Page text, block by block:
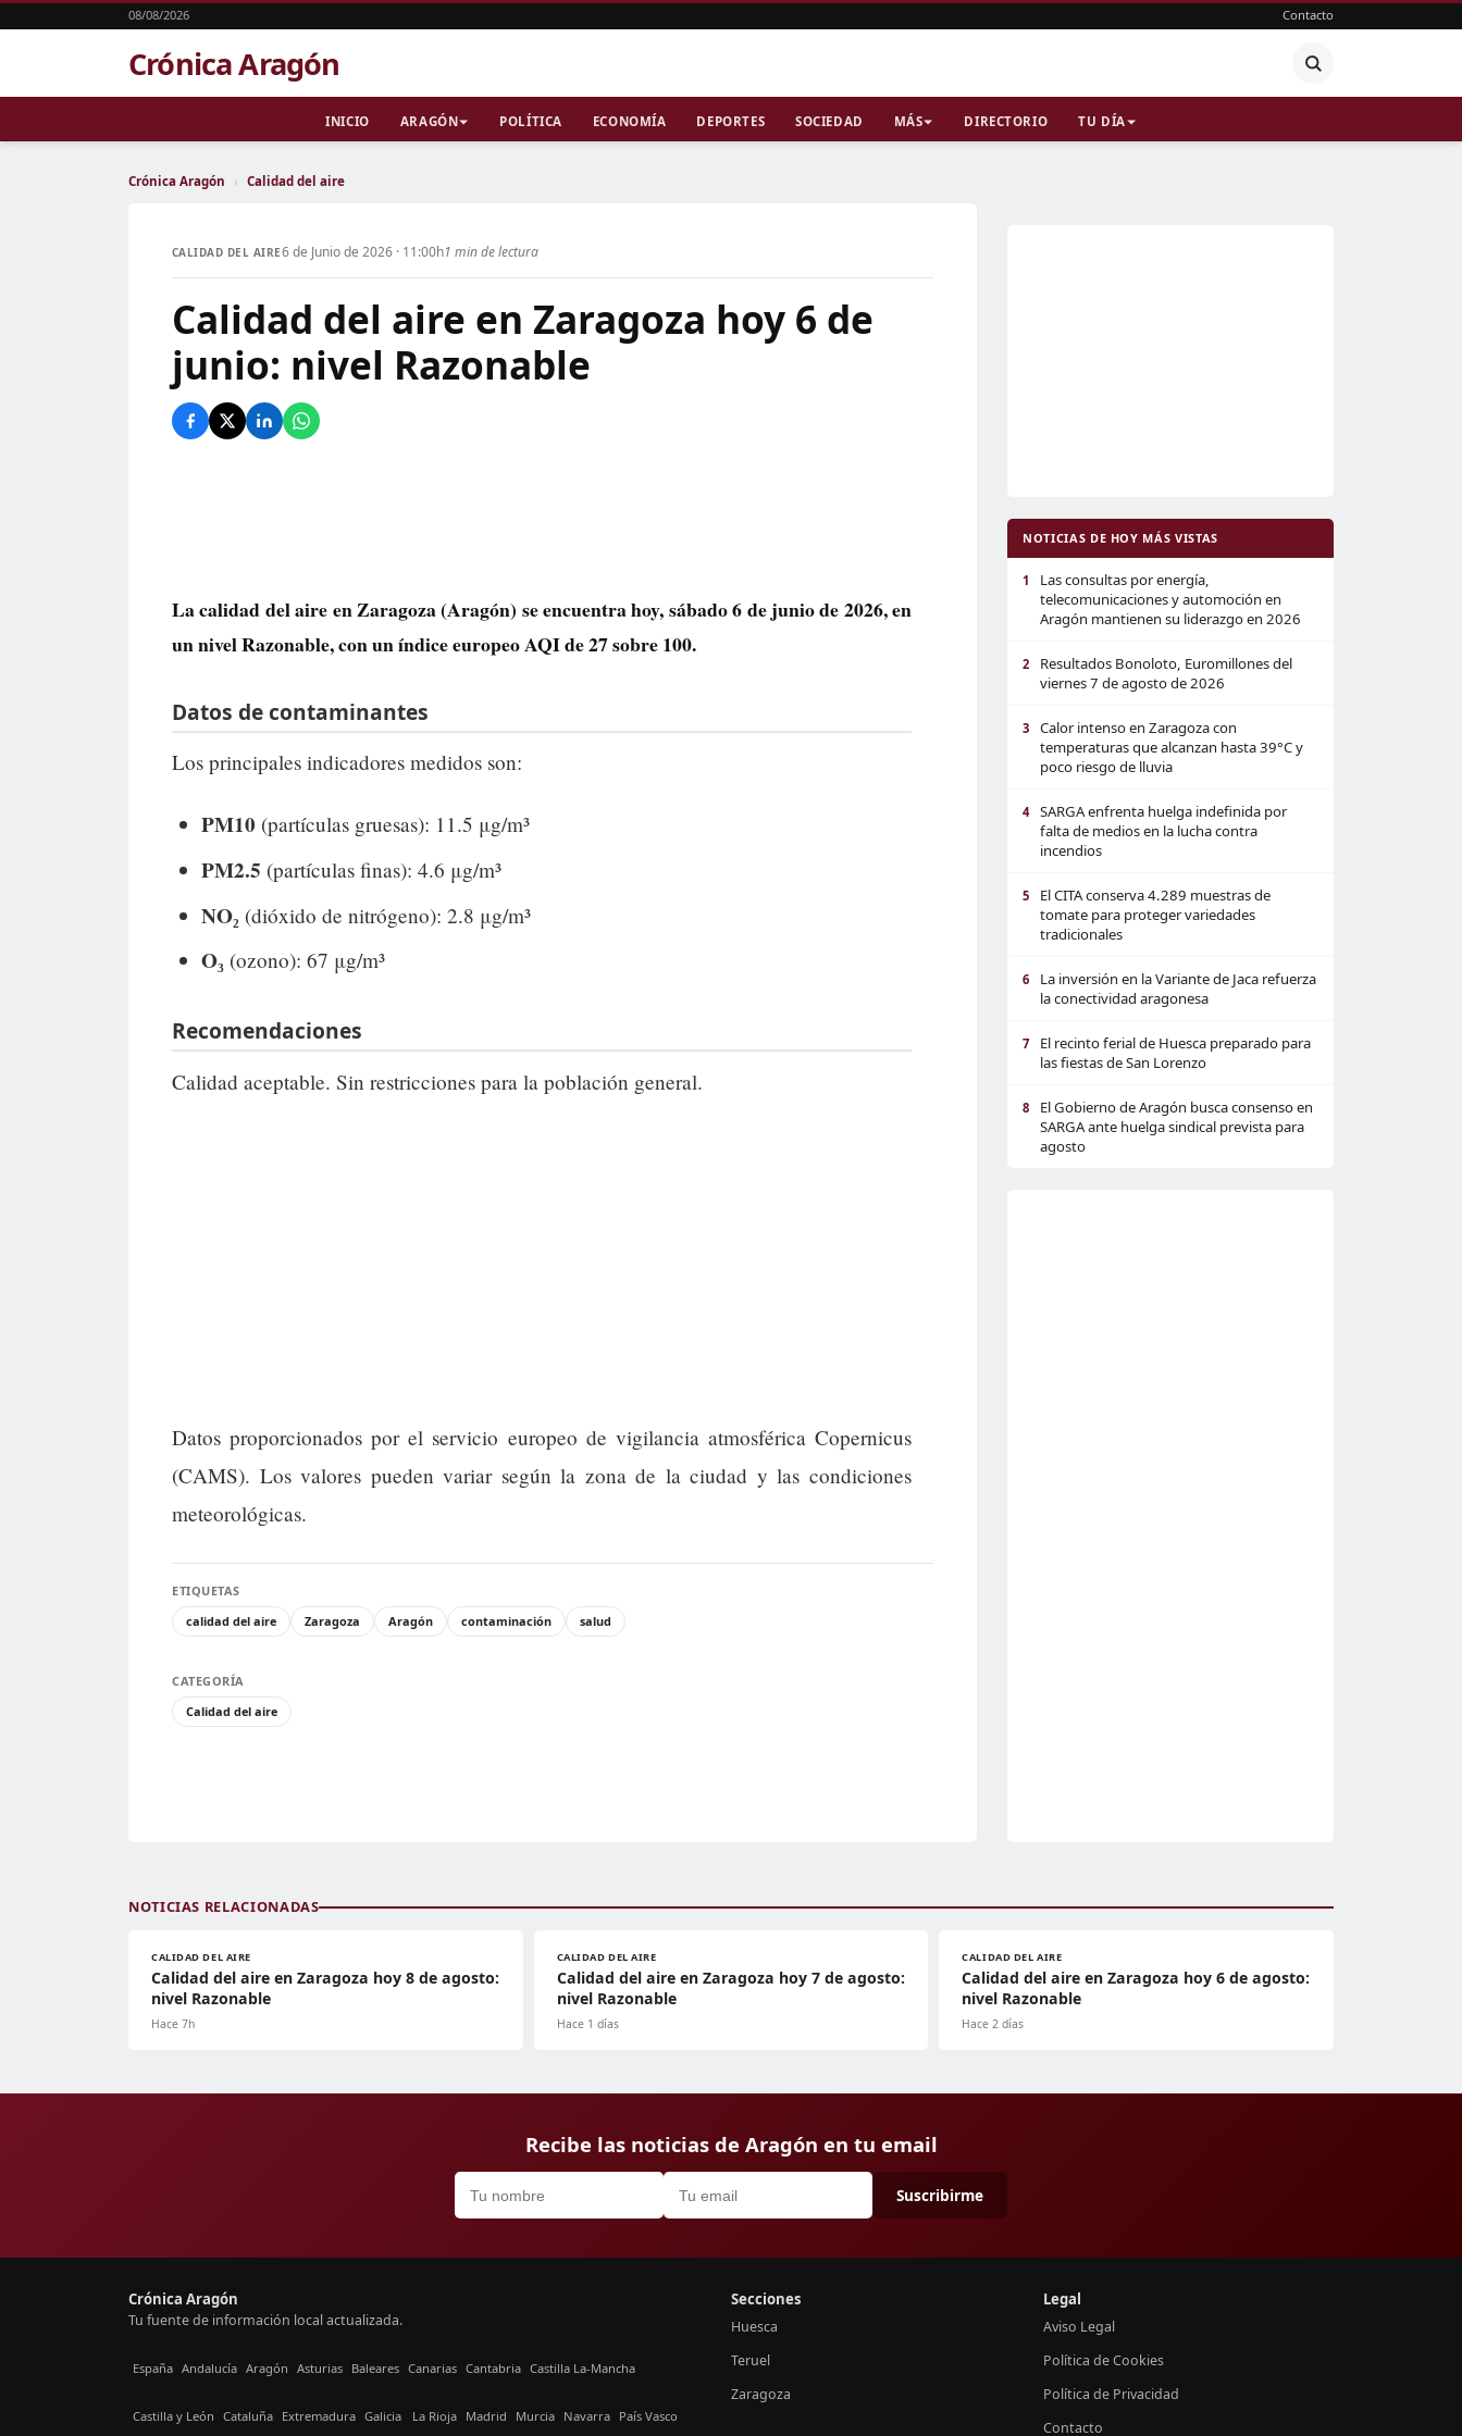
08/08/2026 Contacto
Crónica Aragón
INICIO ARAGÓN POLÍTICA ECONOMÍA DEPORTES SOCIEDAD MÁS DIRECTORIO TU DÍA
Crónica Aragón › Calidad del aire
CALIDAD DEL AIRE6 de Junio de 2026 · 11:00h1 min de lectura
Calidad del aire en Zaragoza hoy 6 de
junio: nivel Razonable
La calidad del aire enZaragoza(Aragón) se encuentra hoy, sábado 6 de junio de 2026, en
un nivelRazonable, con un índice europeo AQI de27sobre 100.
Datos de contaminantes
Los principales indicadores medidos son:
PM10 (partículas gruesas): 11.5 μg/m³
PM2.5 (partículas finas): 4.6 μg/m³
NO₂ (dióxido de nitrógeno): 2.8 μg/m³
O₃ (ozono): 67 μg/m³
Recomendaciones
Calidad aceptable. Sin restricciones para la población general.
Datos proporcionados por el servicio europeo de vigilancia atmosférica Copernicus
(CAMS). Los valores pueden variar según la zona de la ciudad y las condiciones
meteorológicas.
ETIQUETAS
calidad del aire
Zaragoza Aragón contaminación salud
CATEGORÍA
Calidad del aire
NOTICIAS DE HOY MÁS VISTAS
1
Las consultas por energía,
telecomunicaciones y automoción en
Aragón mantienen su liderazgo en 2026
2
Resultados Bonoloto, Euromillones del
viernes 7 de agosto de 2026
3
Calor intenso en Zaragoza con
temperaturas que alcanzan hasta 39°C y
poco riesgo de lluvia
4
SARGA enfrenta huelga indefinida por
falta de medios en la lucha contra
incendios
5
El CITA conserva 4.289 muestras de
tomate para proteger variedades
tradicionales
6
La inversión en la Variante de Jaca refuerza
la conectividad aragonesa
7
El recinto ferial de Huesca preparado para
las fiestas de San Lorenzo
8
El Gobierno de Aragón busca consenso en
SARGA ante huelga sindical prevista para
agosto
NOTICIAS RELACIONADAS
CALIDAD DEL AIRE
Calidad del aire en Zaragoza hoy 8 de agosto:
nivel Razonable
Hace 7h
CALIDAD DEL AIRE
Calidad del aire en Zaragoza hoy 7 de agosto:
nivel Razonable
Hace 1 días
CALIDAD DEL AIRE
Calidad del aire en Zaragoza hoy 6 de agosto:
nivel Razonable
Hace 2 días
Recibe las noticias de Aragón en tu email
Suscribirme
Crónica Aragón
Tu fuente de información local actualizada.
España Andalucía Aragón Asturias Baleares Canarias Cantabria Castilla La-Mancha
Castilla y León Cataluña Extremadura Galicia La Rioja Madrid Murcia Navarra País Vasco
Secciones
Huesca
Teruel
Zaragoza
Legal
Aviso Legal
Política de Cookies
Política de Privacidad
Contacto